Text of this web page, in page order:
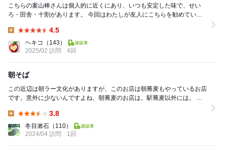
こちらの案山棒さんは個人的に近くにあり、いつも安定した味で、せい
ろ・田舎・十割があります。 今回はわたしが友人にこちらを勧めていた
4.5
ヘキコ
（143）
2025/02 訪問
4回
朝そば
この近辺は朝ラー文化がありますが、このお店は朝蕎麦もやっているお店
です。意外に少ないんですよね、朝蕎麦のお店は。駅蕎麦以外には。 店
3.8
冬目漱石 （110）
2024/04 訪問
1回